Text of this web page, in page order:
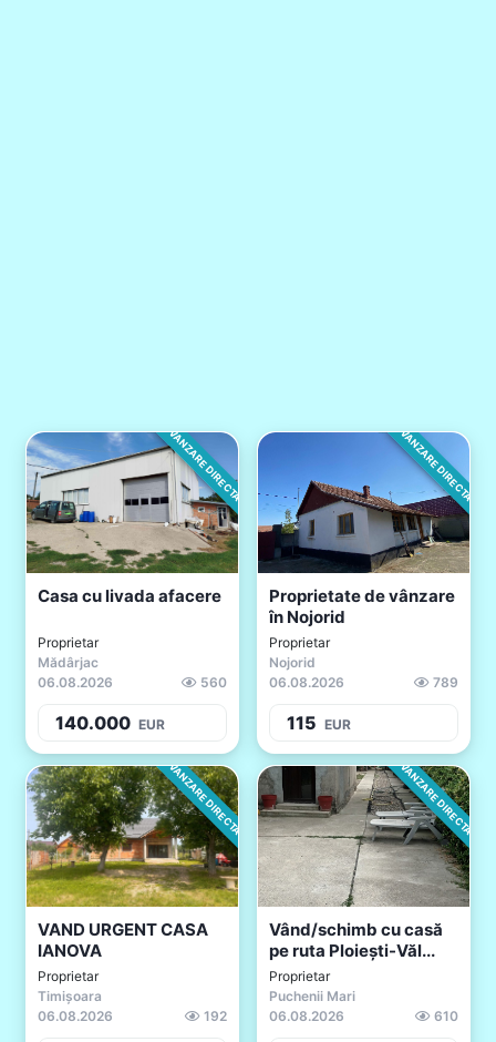
VANZARE DIRECTA
Casa cu livada afacere
Proprietar
Mădârjac
06.08.2026
560
140.000 EUR
VANZARE DIRECTA
Proprietate de vânzare
în Nojorid
Proprietar
Nojorid
06.08.2026
789
115 EUR
VANZARE DIRECTA
VAND URGENT CASA
IANOVA
Proprietar
Timișoara
06.08.2026
192
VANZARE DIRECTA
Vând/schimb cu casă
pe ruta Ploiești-Văl...
Proprietar
Puchenii Mari
06.08.2026
610